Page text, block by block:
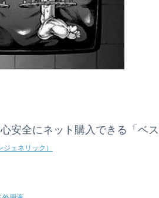
安全にネット購入できる「ベス
ェネリック）